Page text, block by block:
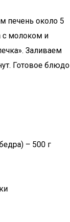
печень около 5
с молоком и
Заливаем
Готовое блюдо
– 500 г